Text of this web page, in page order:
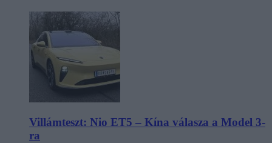
Villámteszt: Nio ET5 – Kína válasza a Model 3-
ra